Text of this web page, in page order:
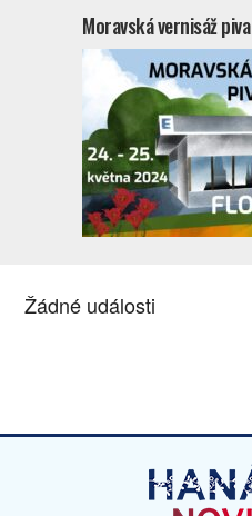
Moravská vernisáž piva
Žádné události